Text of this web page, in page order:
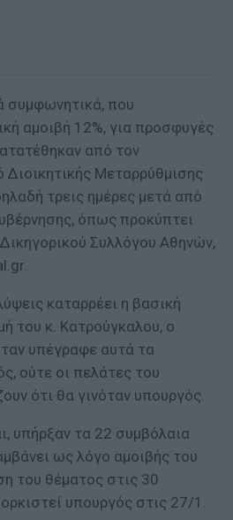
συμφωνητικά, που
αμοιβή 12%, για προσφυγές
από τον
Μεταρρύθμισης
τρεις ημέρες μετά από
όπως προκύπτει
Συλλόγου Αθηνών,
καταρρέει η βασική
του κ. Κατρούγκαλου, ο
υπέγραφε αυτά τα
ούτε οι πελάτες του
ότι θα γινόταν υπουργός.
υπήρξαν τα 22 συμβόλαια
ως λόγο αμοιβής του
του θέματος στις 30
υπουργός στις 27/1.